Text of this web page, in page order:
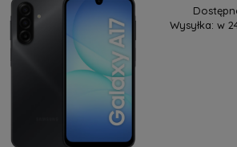
Wysyłka: w